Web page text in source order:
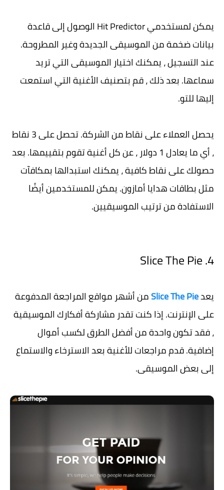
يمكن لمستخدمي Hit Predictor الوصول إلى قاعدة
بيانات ضخمة من الموسيقى الجديدة وغير المطروحة.
عند التسجيل ، يمكنك اختيار الموسيقى التي تريد
سماعها. بعد ذلك ، قم بتصنيف الأغنية التي استمعت
إليها للتو.
يحصل العملاء على نقاط من الشركة. تحصل على 3 نقاط
، أي ما يعادل 1 دولار ، عن كل أغنية تقوم بتقييمها. بعد
حصولك على نقاط كافية ، يمكنك استبدالها بمكافآت
مثل بطاقات هدايا أمازون. يمكن للمستخدمين أيضًا
الاستفادة من ترتيب الموسيقيين.
4. Slice The Pie
يعدSlice The Pieمن أشهر مواقع المراجعة المدفوعة
على الإنترنت. إذا كنت تقدر مشاركة أفكارك الموسيقية
، فقد تكون واحدة من أفضل الطرق لكسب أموال
إضافية. قدم مراجعات للأغنية بعد الاسترخاء والاستماع
إلى بعض الموسيقى.